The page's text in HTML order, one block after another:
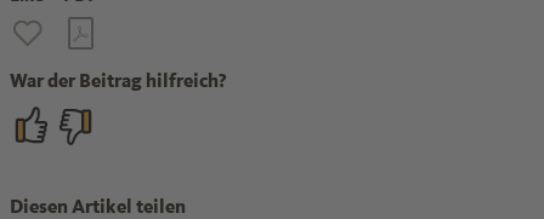
War der Beitrag hilfreich?
Diesen Artikel teilen